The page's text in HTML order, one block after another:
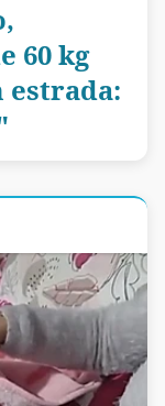
60 kg
estrada: